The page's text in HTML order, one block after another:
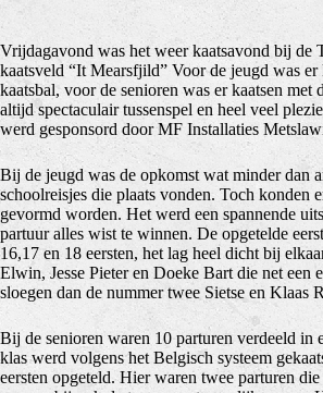
Vrijdagavond was het weer kaatsavond bij de
kaatsveld “It Mearsfjild” Voor de jeugd was er
kaatsbal, voor de senioren was er kaatsen met
altijd spectaculair tussenspel en heel veel
werd gesponsord door MF Installaties
Bij de jeugd was de opkomst wat minder dan
schoolreisjes die plaats vonden. Toch konden
gevormd worden. Het werd een spannende
partuur alles wist te winnen. De opgetelde
16,17 en 18 eersten, het lag heel dicht bij
Elwin, Jesse Pieter en Doeke Bart die net een
sloegen dan de nummer twee Sietse en Klaas
Bij de senioren waren 10 parturen verdeeld in
klas werd volgens het Belgisch systeem
eersten opgeteld. Hier waren twee parturen